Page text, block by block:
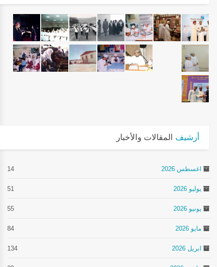
أرشيف المقالات والأخبار
اغسطس 2026 14
يوليو 2026 51
يونيو 2026 55
مايو 2026 84
ابريل 2026 134